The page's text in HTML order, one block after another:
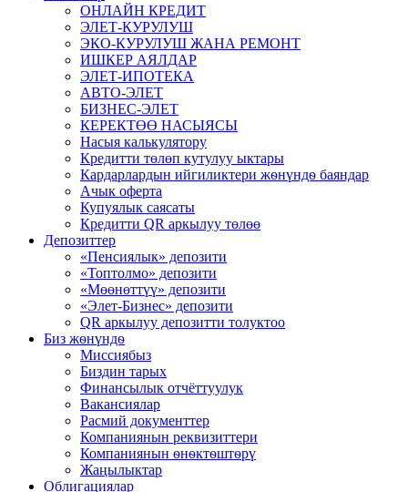
ОНЛАЙН КРЕДИТ
ЭЛЕТ-КУРУЛУШ
ЭКО-КУРУЛУШ ЖАНА РЕМОНТ
ИШКЕР АЯЛДАР
ЭЛЕТ-ИПОТЕКА
АВТО-ЭЛЕТ
БИЗНЕС-ЭЛЕТ
КЕРЕКТӨӨ НАСЫЯСЫ
Насыя калькулятору
Кредитти төлөп кутулуу ыктары
Кардарлардын ийгиликтери жѳнүндѳ баяндар
Ачык оферта
Купуялык саясаты
Кредитти QR аркылуу төлөө
Депозиттер
«Пенсиялык» депозити
«Топтолмо» депозити
«Мөөнөттүү» депозити
«Элет-Бизнес» депозити
QR аркылуу депозитти толуктоо
Биз жѳнүндѳ
Миссиябыз
Биздин тарых
Финансылык отчёттуулук
Вакансиялар
Расмий документтер
Компаниянын реквизиттери
Компаниянын ѳнѳктѳштѳрү
Жаңылыктар
Облигациялар